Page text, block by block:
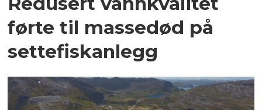
førte til massedød på
settefiskanlegg